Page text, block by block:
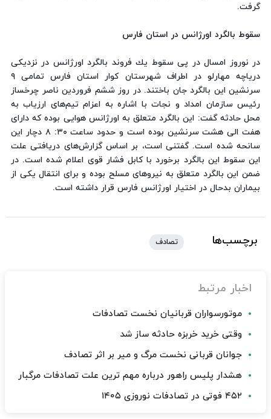
گرفت.
سقوط بالگرد اورژانس در استان فارس
در نوروز امسال در پی سقوط یك فروند بالگرد اورژانس در نزدیكی
دریاچه مهارلو در اطراف شهرستان كوار استان فارس تمامی ۹
سرنشین این بالگرد جان باختند. در روز ششم فروردین ناصر چرخساز
رئیس سازمان امداد و نجات با اشاره به اعزام تیم‌های ارزیاب به
محل حادثه گفت: این بالگرد متعلق به اورژانس هوایی بوده كه دارای
هفت الی هشت سرنشین بوده است و حدود ساعت ۳۰: ۸ دچار این
سانحه شده است. گفتنی است، بر اساس گزارش‌های دریافتی علت
این سقوط این بالگرد برخورد با كابل فشار قوی اعلام شده است. در
ضمن این بالگرد متعلق به نیروهای مسلح بوده و برای انتقال یكی از
بیماران بدحال در اختیار اورژانس فارس قرار داشته است.
برچسب‌ها تصادف
اخبار مرتبط
موتورسواران قربانیان نخست تصادفات
وقتی خرید خربزه حادثه ساز شد
جوانان قربانی نخست مرگ و میر بر اثر تصادف
هشدار پلیس راهور درباره مهم ترین علت تصادفات مرگبار
۴۵۲ فوتی در تصادفات نوروزی ۱۴۰۵